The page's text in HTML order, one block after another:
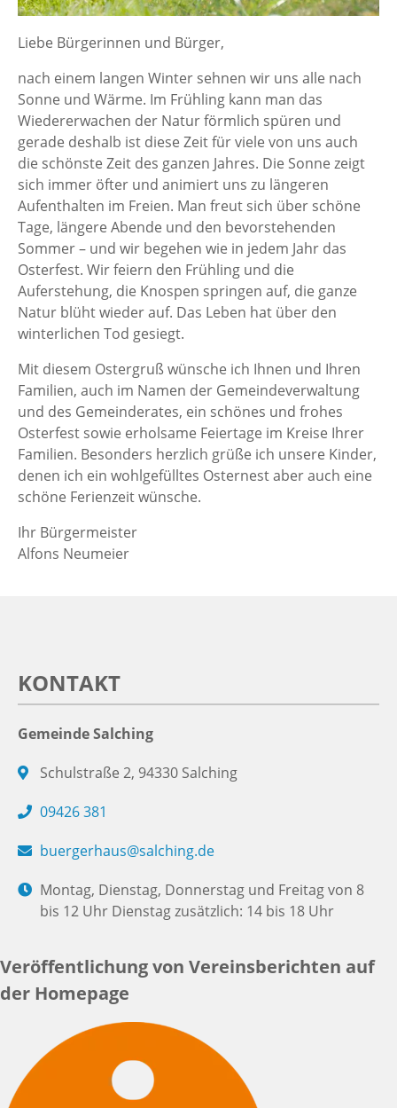
Liebe Bürgerinnen und Bürger,
nach einem langen Winter sehnen wir uns alle nach
Sonne und Wärme. Im Frühling kann man das
Wiedererwachen der Natur förmlich spüren und
gerade deshalb ist diese Zeit für viele von uns auch
die schönste Zeit des ganzen Jahres. Die Sonne zeigt
sich immer öfter und animiert uns zu längeren
Aufenthalten im Freien. Man freut sich über schöne
Tage, längere Abende und den bevorstehenden
Sommer – und wir begehen wie in jedem Jahr das
Osterfest. Wir feiern den Frühling und die
Auferstehung, die Knospen springen auf, die ganze
Natur blüht wieder auf. Das Leben hat über den
winterlichen Tod gesiegt.
Mit diesem Ostergruß wünsche ich Ihnen und Ihren
Familien, auch im Namen der Gemeindeverwaltung
und des Gemeinderates, ein schönes und frohes
Osterfest sowie erholsame Feiertage im Kreise Ihrer
Familien. Besonders herzlich grüße ich unsere Kinder,
denen ich ein wohlgefülltes Osternest aber auch eine
schöne Ferienzeit wünsche.
Ihr Bürgermeister
Alfons Neumeier
KONTAKT
Gemeinde Salching
Schulstraße 2, 94330 Salching
09426 381
buergerhaus@salching.de
Montag, Dienstag, Donnerstag und Freitag von 8
bis 12 Uhr Dienstag zusätzlich: 14 bis 18 Uhr
Veröffentlichung von Vereinsberichten auf
der Homepage